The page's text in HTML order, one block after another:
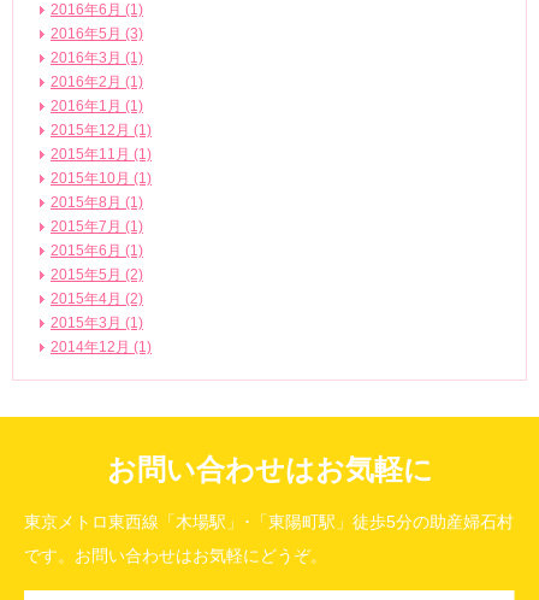
2016年6月 (1)
2016年5月 (3)
2016年3月 (1)
2016年2月 (1)
2016年1月 (1)
2015年12月 (1)
2015年11月 (1)
2015年10月 (1)
2015年8月 (1)
2015年7月 (1)
2015年6月 (1)
2015年5月 (2)
2015年4月 (2)
2015年3月 (1)
2014年12月 (1)
お問い合わせはお気軽に
東京メトロ東西線「木場駅」･「東陽町駅」徒歩5分の助産婦石村
です。お問い合わせはお気軽にどうぞ。